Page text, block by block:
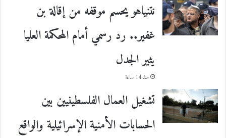
نتنياهو يحسم موقفه من إقالة بن
غفير.. رد رسمي أمام المحكمة العليا
يثير الجدل
منذ 14 ساعة
تشغيل العمال الفلسطينيين بين
الحسابات الأمنية الإسرائيلية والواقع